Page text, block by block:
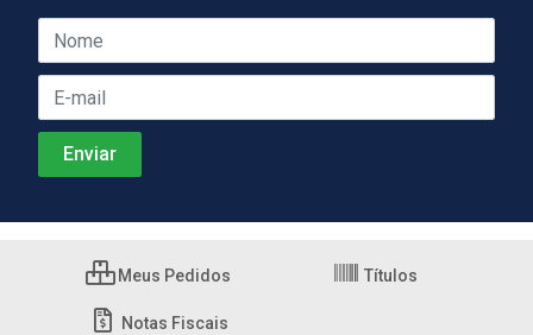
Meus Pedidos Títulos
Notas Fiscais